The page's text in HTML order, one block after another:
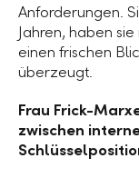
Anforderungen.
Jahren, haben
einen frischen
überzeugt.
Frau Frick-
zwischen